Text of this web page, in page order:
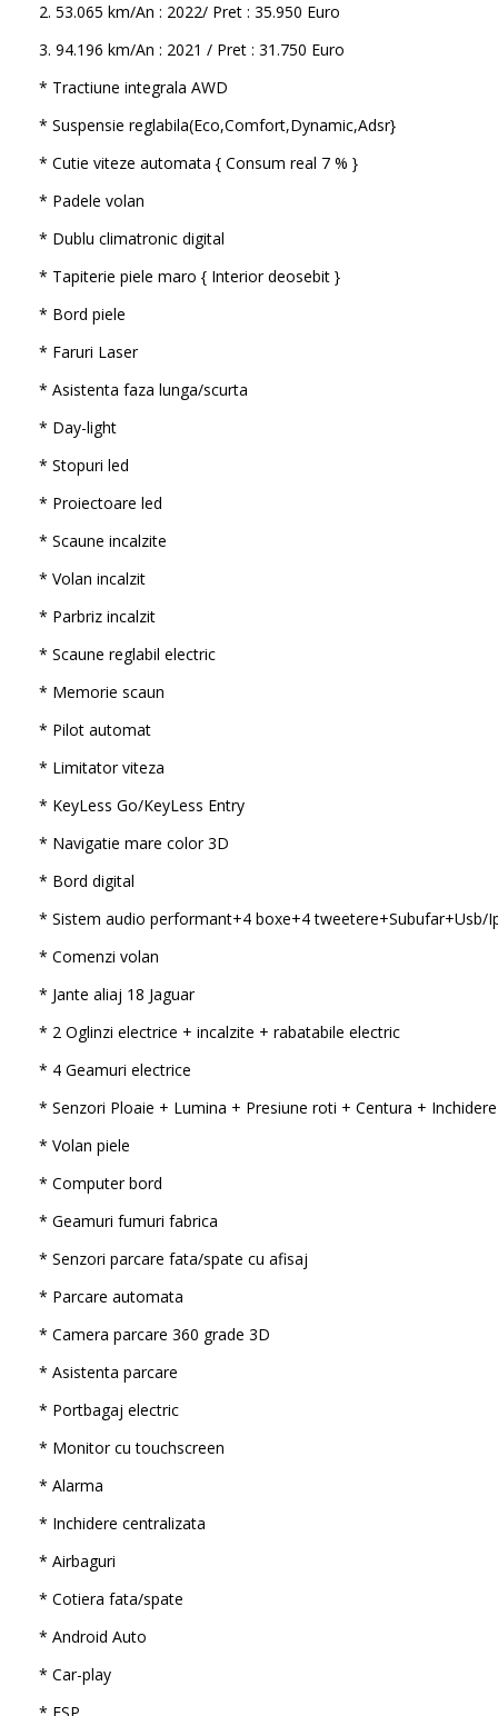
2. 53.065 km/An : 2022/ Pret : 35.950 Euro
3. 94.196 km/An : 2021 / Pret : 31.750 Euro
* Tractiune integrala AWD
* Suspensie reglabila(Eco,Comfort,Dynamic,Adsr}
* Cutie viteze automata { Consum real 7 % }
* Padele volan
* Dublu climatronic digital
* Tapiterie piele maro { Interior deosebit }
* Bord piele
* Faruri Laser
* Asistenta faza lunga/scurta
* Day-light
* Stopuri led
* Proiectoare led
* Scaune incalzite
* Volan incalzit
* Parbriz incalzit
* Scaune reglabil electric
* Memorie scaun
* Pilot automat
* Limitator viteza
* KeyLess Go/KeyLess Entry
* Navigatie mare color 3D
* Bord digital
* Sistem audio performant+4 boxe+4 tweetere+Subufar+Usb/
* Comenzi volan
* Jante aliaj 18 Jaguar
* 2 Oglinzi electrice + incalzite + rabatabile electric
* 4 Geamuri electrice
* Senzori Ploaie + Lumina + Presiune roti + Centura + Inchidere
* Volan piele
* Computer bord
* Geamuri fumuri fabrica
* Senzori parcare fata/spate cu afisaj
* Parcare automata
* Camera parcare 360 grade 3D
* Asistenta parcare
* Portbagaj electric
* Monitor cu touchscreen
* Alarma
* Inchidere centralizata
* Airbaguri
* Cotiera fata/spate
* Android Auto
* Car-play